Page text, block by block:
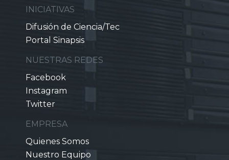
INICIATIVAS
Difusión de Ciencia/Tec
Portal Sinapsis
NUESTRAS REDES
Facebook
Instagram
Twitter
EMPRESA
Quienes Somos
Nuestro Equipo